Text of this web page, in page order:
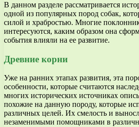
В данном разделе рассматривается
одной из популярных пород собак,
силой и храбростью. Многие
интересуются, каким образом она
события влияли на ее развитие.
Древние корни
Уже на ранних этапах развития, эта
особенности, которые считаются
многих исторических источниках
похожие на данную породу, которые
различных целей. Их смелость и
незаменимыми помощниками в